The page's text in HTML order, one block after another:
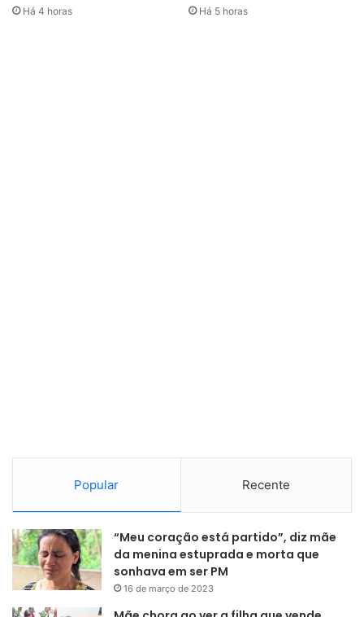
Há 4 horas Há 5 horas
Popular Recente
“Meu coração está partido”, diz mãe
da menina estuprada e morta que
sonhava em ser PM
16 de março de 2023